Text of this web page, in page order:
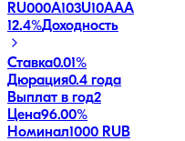
RU000A103U10AAA
12.4%Доходность
Ставка0.01%
Дюрация0.4 года
Выплат в год2
Цена96.00%
Номинал1000 RUB